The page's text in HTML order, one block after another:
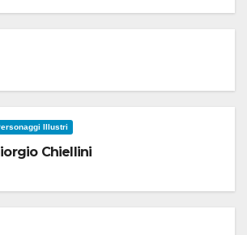
Illustri
Chiellini